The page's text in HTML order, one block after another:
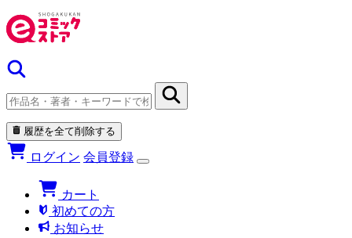
履歴を全て削除する
ログイン 会員登録
カート
初めての方
お知らせ